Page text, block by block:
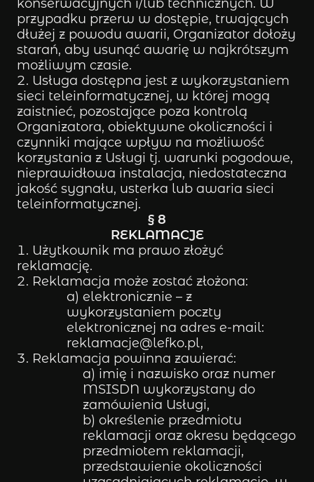
konserwacyjnych i/lub technicznych. W
przypadku przerw w dostępie, trwających
dłużej z powodu awarii, Organizator dołoży
starań, aby usunąć awarię w najkrótszym
możliwym czasie.
Usługa dostępna jest z wykorzystaniem
sieci teleinformatycznej, w której mogą
zaistnieć, pozostające poza kontrolą
Organizatora, obiektywne okoliczności i
czynniki mające wpływ na możliwość
korzystania z Usługi tj. warunki pogodowe,
nieprawidłowa instalacja, niedostateczna
jakość sygnału, usterka lub awaria sieci
teleinformatycznej.
§ 8
REKLAMACJE
Użytkownik ma prawo złożyć
reklamację.
Reklamacja może zostać złożona:
a) elektronicznie – z
wykorzystaniem poczty
elektronicznej na adres e-mail:
reklamacje@lefko.pl,
Reklamacja powinna zawierać:
a) imię i nazwisko oraz numer
MSISDN wykorzystany do
zamówienia Usługi,
b) określenie przedmiotu
reklamacji oraz okresu będącego
przedmiotem reklamacji,
przedstawienie okoliczności